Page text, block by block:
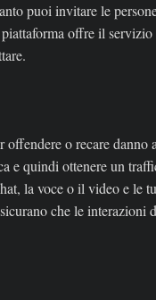
puoi invitare le
offre il
o recare danno
e quindi ottenere un
la voce o il video e le
che le interazioni